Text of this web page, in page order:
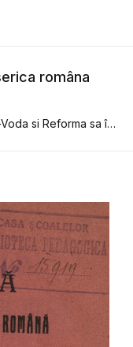
româna
sa în Biserica româna dupa documente